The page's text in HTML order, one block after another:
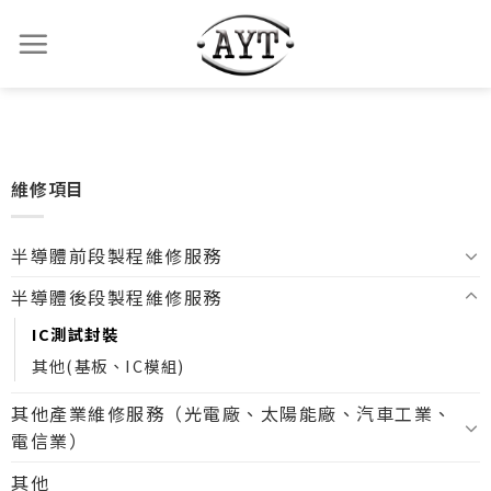
維修項目
半導體前段製程維修服務
半導體後段製程維修服務
IC測試封裝
其他(基板、IC模組)
其他產業維修服務（光電廠、太陽能廠、汽車工業、
電信業）
其他